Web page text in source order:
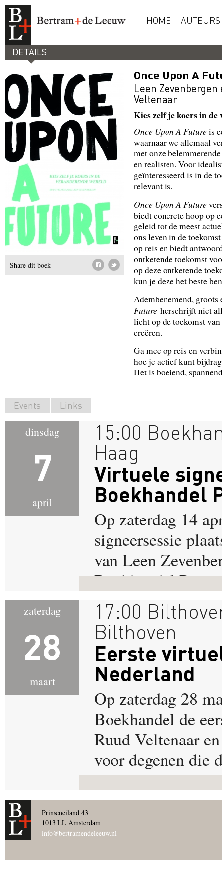
HOME AUTEURS
DETAILS
Share dit boek
Once Upon A
Leen Zevenbergen
Veltenaar
Kies zelf je koers in de
Once Upon A Future is
waarnaar we allemaal
met onze
en realisten. Voor
geïnteresseerd is in de
relevant is.
Once Upon A Future
biedt concrete hoop op
geleid tot de meest
ons leven in de
op reis en biedt
ontketende toekomst
op deze ontketende
kun je deze het beste
Adembenemend,
Future herschrijft niet
licht op de toekomst
creëren.
Ga mee op reis en
hoe je actief kunt
Het is boeiend,
Events Links
dinsdag
7
april
15:00
Haag
Virtuele
Boekhandel
Op zaterdag 14
signeersessie
van Leen
Boekhandel
zaterdag
28
maart
17:00
Bilthoven
Eerste
Nederland
Op zaterdag 28
Boekhandel de
Ruud Veltenaar
voor degenen die
bijwonen.
Prinseneiland 43
1013 LL Amsterdam
info@bertramendeleeuw.nl